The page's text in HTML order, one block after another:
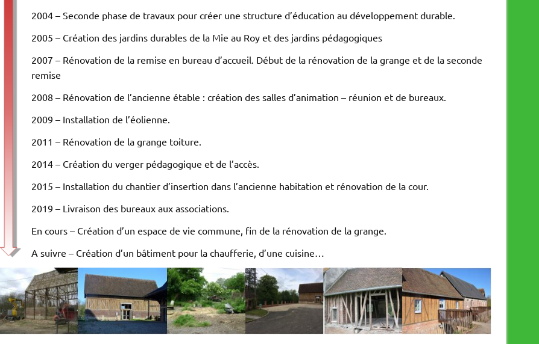
2004 – Seconde phase de travaux pour créer une structure d’éducation au développement durable.
2005 – Création des jardins durables de la Mie au Roy et des jardins pédagogiques
2007 – Rénovation de la remise en bureau d’accueil. Début de la rénovation de la grange et de la seconde
remise
2008 – Rénovation de l’ancienne étable : création des salles d’animation – réunion et de bureaux.
2009 – Installation de l’éolienne.
2011 – Rénovation de la grange toiture.
2014 – Création du verger pédagogique et de l’accès.
2015 – Installation du chantier d’insertion dans l’ancienne habitation et rénovation de la cour.
2019 – Livraison des bureaux aux associations.
En cours – Création d’un espace de vie commune, fin de la rénovation de la grange.
A suivre – Création d’un bâtiment pour la chaufferie, d’une cuisine…